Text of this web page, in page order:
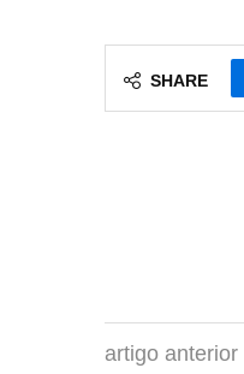
SHARE
artigo anterior